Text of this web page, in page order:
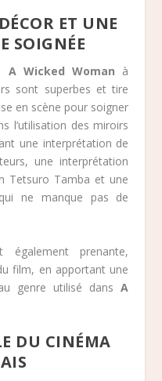
ET UNE
SOIGNÉE
A Wicked Woman à
sont superbes et tire
en scène pour soigner
l’utilisation des miroirs
une interprétation de
une interprétation
Tetsuro Tamba et une
ne manque pas de
prenante,
film, en apportant une
genre utilisé dansA
DU CINÉMA